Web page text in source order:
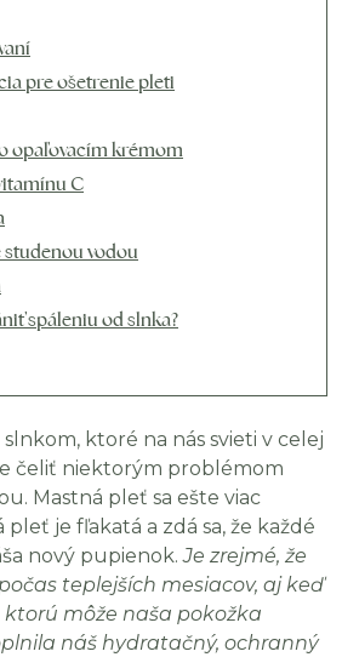
pre ošetrenie pleti
opaľovacím krémom
C
studenou vodou
spáleniu od slnka?
ktoré na nás svieti v celej
čeliť niektorým problémom
Mastná pleť sa ešte viac
je fľakatá a zdá sa, že každé
nový pupienok.Je zrejmé, že
teplejších mesiacov, aj keď
ktorú môže naša pokožka
náš hydratačný, ochranný